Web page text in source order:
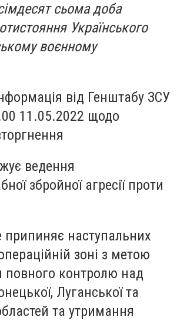
сьома доба
Українського
воєнному
від Генштабу ЗСУ
11.05.2022 щодо
ведення
збройної агресії проти
наступальних
зоні з метою
повного контролю над
Луганської та
та утримання